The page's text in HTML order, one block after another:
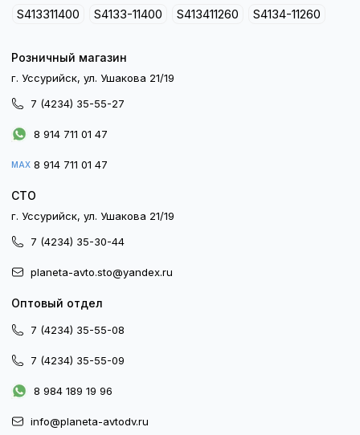
S413311400
S4133-11400 S413411260 S4134-11260
Розничный магазин
г. Уссурийск, ул. Ушакова 21/19
7 (4234) 35-55-27
8 914 711 01 47
MAX 8 914 711 01 47
СТО
г. Уссурийск, ул. Ушакова 21/19
7 (4234) 35-30-44
planeta-avto.sto@yandex.ru
Оптовый отдел
7 (4234) 35-55-08
7 (4234) 35-55-09
8 984 189 19 96
info@planeta-avtodv.ru